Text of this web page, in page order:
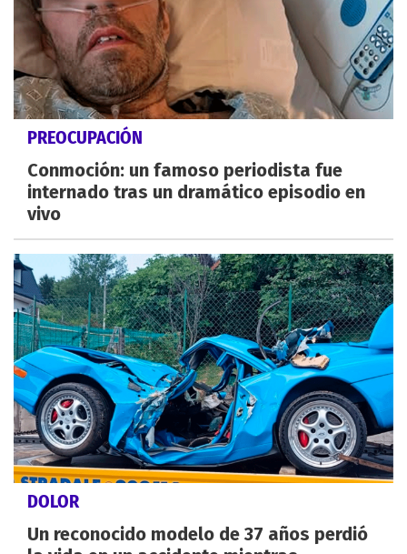
PREOCUPACIÓN
Conmoción: un famoso periodista fue
internado tras un dramático episodio en
vivo
DOLOR
Un reconocido modelo de 37 años perdió